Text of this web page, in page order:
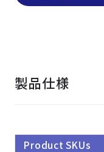
製品仕様
Product SKUs